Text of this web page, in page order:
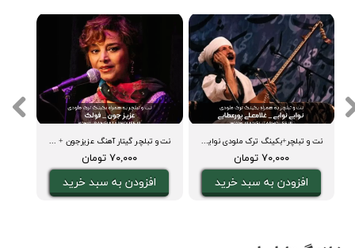
نت و تبلچر گیتار آهنگ عزیزجون + آکورد و بکینگ ترک
۷۰,۰۰۰ تومان
افزودن به سبد خرید
نت و تبلچر+بکینگ ترک ملودی نوایی نوایی
۷۰,۰۰۰ تومان
افزودن به سبد خرید